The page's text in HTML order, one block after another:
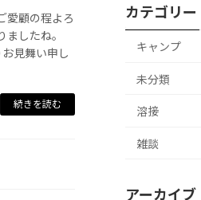
愛顧の程よろ
したね。
見舞い申し
続きを読む
カテゴリー
キャンプ
未分類
溶接
雑談
アーカイブ